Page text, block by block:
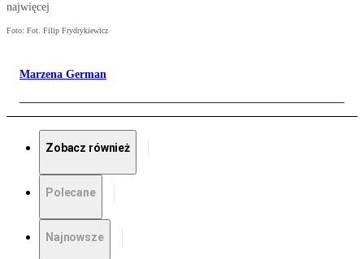
najwięcej
Foto: Fot. Filip Frydrykiewicz
Marzena German
Zobacz również
Polecane
Najnowsze